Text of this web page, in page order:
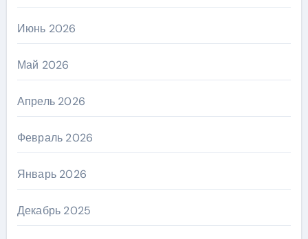
Июнь 2026
Май 2026
Апрель 2026
Февраль 2026
Январь 2026
Декабрь 2025